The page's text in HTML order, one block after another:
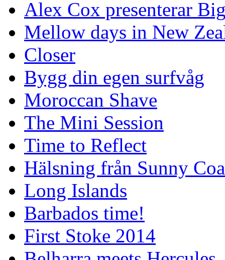
Alex Cox presenterar
Mellow days in New
Closer
Bygg din egen surfvåg
Moroccan Shave
The Mini Session
Time to Reflect
Hälsning från Sunny
Long Islands
Barbados time!
First Stoke 2014